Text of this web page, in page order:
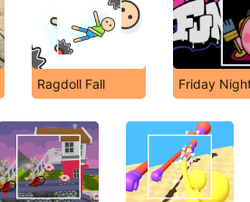
Ragdoll Fall Friday